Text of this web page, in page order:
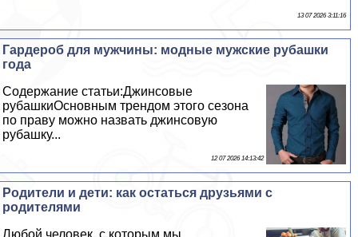
13 07 2026 3:11:16
Гардероб для мужчины: модные мужские рубашки
года
Содержание статьи:Джинсовые
рубашкиОсновным трендом этого сезона
по праву можно назвать джинсовую
рубашку...
12 07 2026 14:13:42
Родители и дети: как остаться друзьями с
родителями